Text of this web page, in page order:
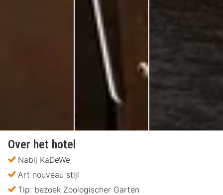
Over het hotel
Nabij KaDeWe
Art nouveau stijl
Tip: bezoek Zoologischer Garten